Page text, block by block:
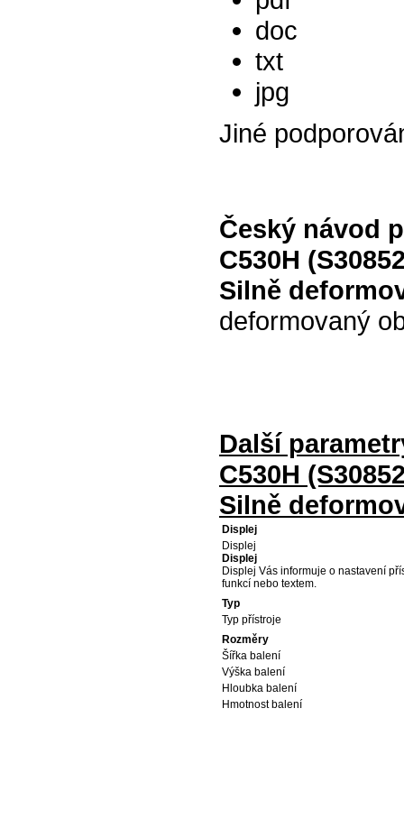
doc
txt
jpg
Jiné
Český návod
C530H
Silně
deformovaný
Další
C530H
Silně
Displej
Displej
Displej
Displej Vás informuje o nastavení
funkcí nebo textem.
Typ
Typ přístroje
Rozměry
Šířka balení
Výška balení
Hloubka balení
Hmotnost balení